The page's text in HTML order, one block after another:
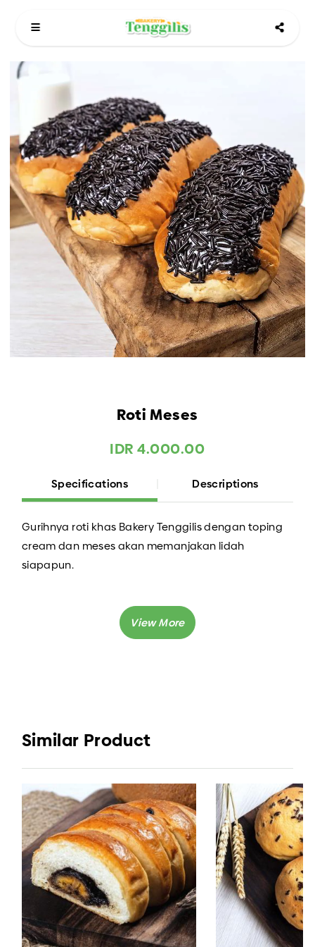
Roti Meses
IDR 4.000.00
Specifications Descriptions
Gurihnya roti khas Bakery Tenggilis dengan toping
cream dan meses akan memanjakan lidah
siapapun.
Similar Product